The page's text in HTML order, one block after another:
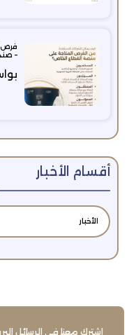
فرص
–
أقسام الأخبار
الأخبار
اشترك معنا في الرسائل